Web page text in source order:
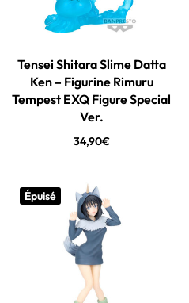
Tensei Shitara Slime Datta
Ken – Figurine Rimuru
Tempest EXQ Figure Special
Ver.
34,90€
Épuisé